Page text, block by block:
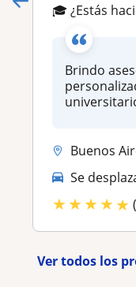
🎓 ¿Estás
Brindo
Buenos
Se
★★★★★
Ver todos los